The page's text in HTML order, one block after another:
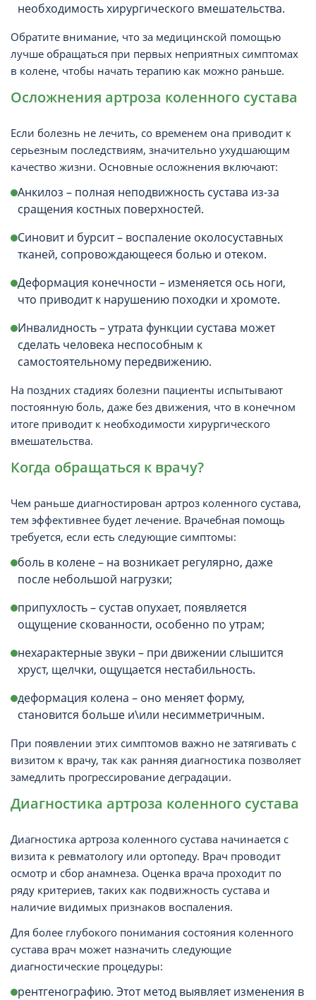
необходимость хирургического вмешательства.
Обратите внимание, что за медицинской помощью
лучше обращаться при первых неприятных симптомах
в колене, чтобы начать терапию как можно раньше.
Осложнения артроза коленного сустава
Если болезнь не лечить, со временем она приводит к
серьезным последствиям, значительно ухудшающим
качество жизни. Основные осложнения включают:
Анкилоз – полная неподвижность сустава из-за
сращения костных поверхностей.
Синовит и бурсит – воспаление околосуставных
тканей, сопровождающееся болью и отеком.
Деформация конечности – изменяется ось ноги,
что приводит к нарушению походки и хромоте.
Инвалидность – утрата функции сустава может
сделать человека неспособным к
самостоятельному передвижению.
На поздних стадиях болезни пациенты испытывают
постоянную боль, даже без движения, что в конечном
итоге приводит к необходимости хирургического
вмешательства.
Когда обращаться к врачу?
Чем раньше диагностирован артроз коленного сустава,
тем эффективнее будет лечение. Врачебная помощь
требуется, если есть следующие симптомы:
боль в колене – на возникает регулярно, даже
после небольшой нагрузки;
припухлость – сустав опухает, появляется
ощущение скованности, особенно по утрам;
нехарактерные звуки – при движении слышится
хруст, щелчки, ощущается нестабильность.
деформация колена – оно меняет форму,
становится больше и\или несимметричным.
При появлении этих симптомов важно не затягивать с
визитом к врачу, так как ранняя диагностика позволяет
замедлить прогрессирование деградации.
Диагностика артроза коленного сустава
Диагностика артроза коленного сустава начинается с
визита к ревматологу или ортопеду. Врач проводит
осмотр и сбор анамнеза. Оценка врача проходит по
ряду критериев, таких как подвижность сустава и
наличие видимых признаков воспаления.
Для более глубокого понимания состояния коленного
сустава врач может назначить следующие
диагностические процедуры:
рентгенографию. Этот метод выявляет изменения в